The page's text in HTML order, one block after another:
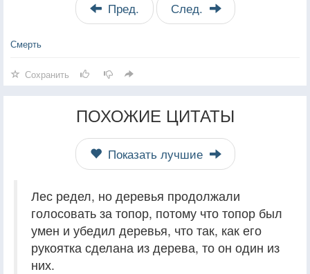
Пред. След.
Смерть
Сохранить
ПОХОЖИЕ ЦИТАТЫ
Показать лучшие
Лес редел, но деревья продолжали
голосовать за топор, потому что топор был
умен и убедил деревья, что так, как его
рукоятка сделана из дерева, то он один из
них.